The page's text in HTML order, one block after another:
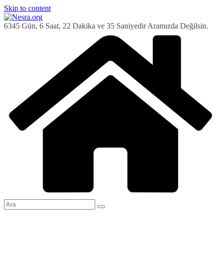
Skip to content
6345 Gün, 6 Saat, 22 Dakika ve 36 Saniyedir Aramızda Değilsin.